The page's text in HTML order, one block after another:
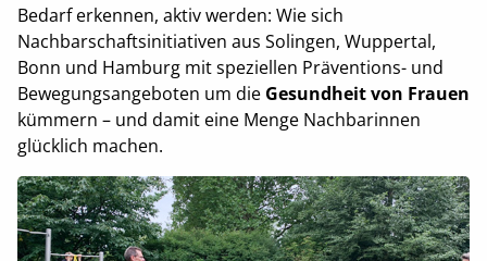
Bedarf erkennen, aktiv werden: Wie sich
Nachbarschaftsinitiativen aus Solingen, Wuppertal,
Bonn und Hamburg mit speziellen Präventions- und
Bewegungsangeboten um die Gesundheit von Frauen
kümmern – und damit eine Menge Nachbarinnen
glücklich machen.